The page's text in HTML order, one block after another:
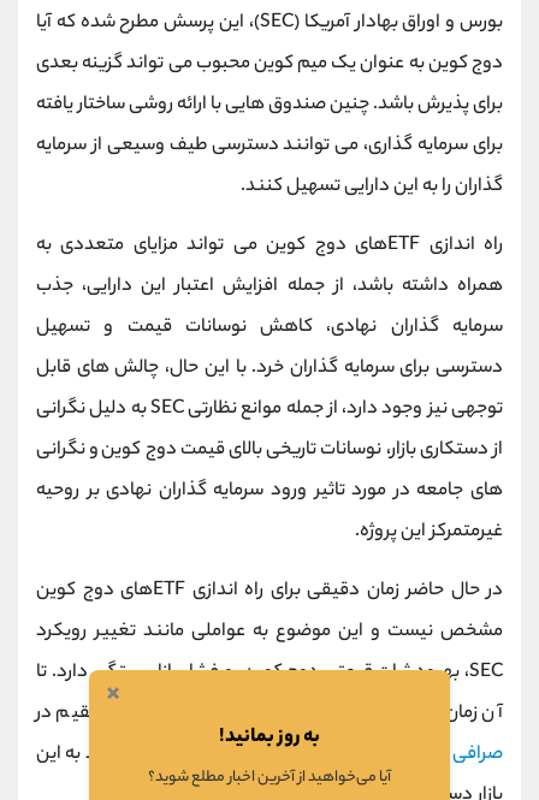
بورس و اوراق بهادار آمریکا (SEC)، این پرسش مطرح شده که آیا
دوج کوین به عنوان یک میم کوین محبوب می ‌تواند گزینه بعدی
برای پذیرش باشد. چنین صندوق‌ هایی با ارائه روشی ساختار یافته
برای سرمایه ‌گذاری، می‌ توانند دسترسی طیف وسیعی از سرمایه‌
گذاران را به این دارایی تسهیل کنند.
راه ‌اندازی ETFهای دوج کوین می ‌تواند مزایای متعددی به
همراه داشته باشد، از جمله افزایش اعتبار این دارایی، جذب
سرمایه ‌گذاران نهادی، کاهش نوسانات قیمت و تسهیل
دسترسی برای سرمایه‌ گذاران خرد. با این حال، چالش ‌های قابل
توجهی نیز وجود دارد، از جمله موانع نظارتی SEC به دلیل نگرانی
از دستکاری بازار، نوسانات تاریخی بالای قیمت دوج کوین و نگرانی
‌های جامعه در مورد تاثیر ورود سرمایه ‌گذاران نهادی بر روحیه
غیرمتمرکز این پروژه.
در حال حاضر زمان دقیقی برای راه ‌اندازی ETFهای دوج کوین
مشخص نیست و این موضوع به عواملی مانند تغییر رویکرد
SEC، بهبود ثبات قیمتی دوج کوین، و فشار بازار بستگی دارد. تا
آن زمان، سرمایه ‌گذاران می ‌توانند از طریق خرید مستقیم در
صرافی ‌ها یا استفاده از پلتفرم ‌های سرمایه‌ گذاری موجود به این
×
به روز بمانید!
آیا می‌خواهید از آخرین اخبار مطلع شوید؟